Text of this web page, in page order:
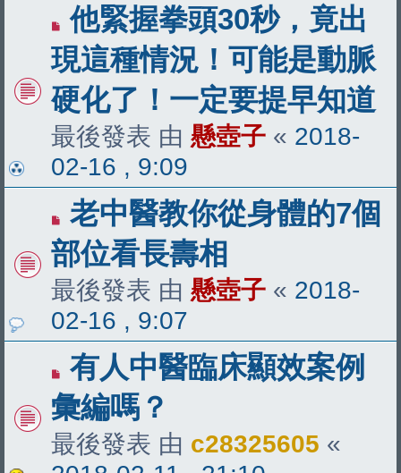
他緊握拳頭30秒，竟出
現這種情況！可能是動脈
硬化了！一定要提早知道
最後發表 由 懸壺子 « 2018-
02-16 , 9:09
老中醫教你從身體的7個
部位看長壽相
最後發表 由 懸壺子 « 2018-
02-16 , 9:07
有人中醫臨床顯效案例
彙編嗎？
最後發表 由 c28325605 «